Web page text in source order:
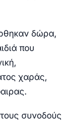
δώρα,
που
χαράς,
συνοδούς